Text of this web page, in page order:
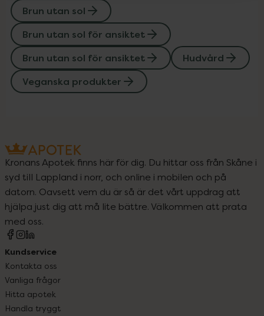
Brun utan sol
Brun utan sol för ansiktet
Brun utan sol för ansiktet
Hudvård
Veganska produkter
Kronans Apotek finns här för dig. Du hittar oss från Skåne i
syd till Lappland i norr, och online i mobilen och på
datorn. Oavsett vem du är så är det vårt uppdrag att
hjälpa just dig att må lite bättre. Välkommen att prata
med oss.
Kundservice
Kontakta oss
Vanliga frågor
Hitta apotek
Handla tryggt